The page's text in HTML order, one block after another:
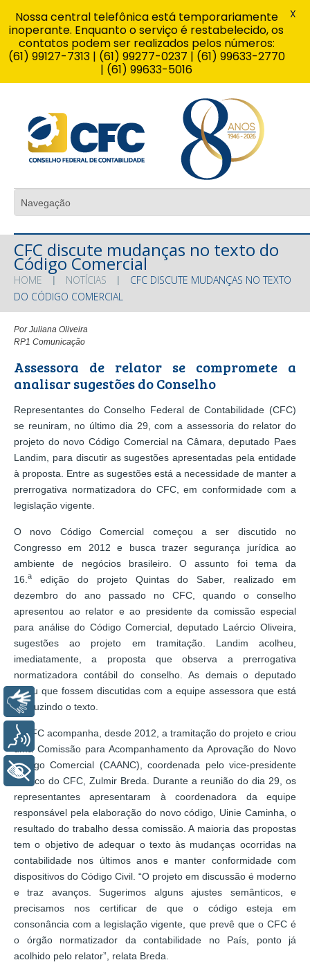
CFC discute mudanças no texto do
Código Comercial
HOME NOTÍCIAS
CFC DISCUTE MUDANÇAS NO TEXTO
DO CÓDIGO COMERCIAL
Por Juliana Oliveira
RP1 Comunicação
Assessora de relator se compromete a
analisar sugestões do Conselho
Representantes do Conselho Federal de Contabilidade (CFC)
se reuniram, no último dia 29, com a assessoria do relator do
projeto do novo Código Comercial na Câmara, deputado Paes
Landim, para discutir as sugestões apresentadas pela entidade
à proposta. Entre as sugestões está a necessidade de manter a
prerrogativa normatizadora do CFC, em conformidade com a
legislação vigente.
O novo Código Comercial começou a ser discutido no
Congresso em 2012 e busca trazer segurança jurídica ao
ambiente de negócios brasileiro. O assunto foi tema da
16. a edição do projeto Quintas do Saber
realizado em
dezembro do ano passado no CFC, quando o conselho
apresentou ao relator e ao presidente da comissão especial
para análise do Código Comercial, deputado Laércio Oliveira,
sugestões ao projeto em tramitação. Landim acolheu,
imediatamente, a proposta que observa a prerrogativa
normatizadora contábil do conselho. As demais o deputado
pediu que fossem discutidas com a equipe assessora que está
produzindo o texto.
O CFC acompanha, desde 2012, a tramitação do projeto e criou
uma Comissão para Acompanhamento da Aprovação do Novo
Código Comercial (CAANC), coordenada pelo vice-presidente
técnico do CFC, Zulmir Breda. Durante a reunião do dia 29, os
representantes apresentaram à coordenadora da equipe
responsável pela elaboração do novo código, Uinie Caminha, o
resultado do trabalho dessa comissão. A maioria das propostas
tem o objetivo de adequar o texto às mudanças ocorridas na
contabilidade nos últimos anos e manter conformidade com
dispositivos do Código Civil. “O projeto em discussão é moderno
e traz avanços. Sugerimos alguns ajustes semânticos, e
precisamos nos certificar de que o código esteja em
consonância com a legislação vigente,
que prevê que o CFC é
o órgão normatizador da contabilidade no País, ponto já
acolhido pelo relator”, relata Breda.
Nossa central telefônica está temporariamente
inoperante. Enquanto o serviço é restabelecido, os
contatos podem ser realizados pelos números:
(61) 99127-7313 | (61) 99277-0237 | (61) 99633-2770
| (61) 99633-5016
X
Libras
Voz
+ Acessibilidade